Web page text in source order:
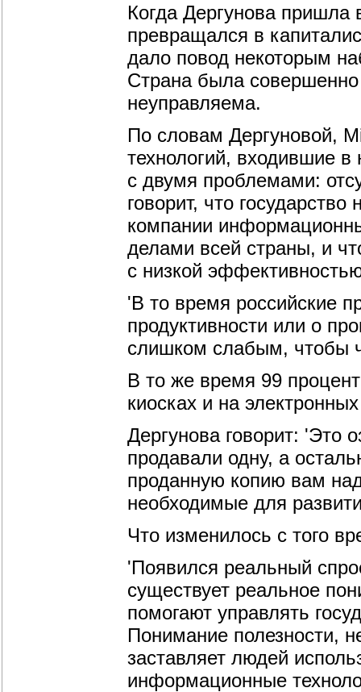
Когда Дергунова
превращался в
дало повод некоторым
Страна была
неуправляема.
По словам Дергуновой,
технологий, входившие в
с двумя проблемами:
говорит, что
компании
делами всей страны, и
с низкой
'В то время российские
продуктивности или о
слишком слабым, чтобы
В то же время 99
киосках и на
Дергунова говорит: 'Это
продавали одну, а
проданную копию вам
необходимые для
Что изменилось с того
'Появился реальный
существует реальное
помогают управлять
Понимание полезности,
заставляет людей
информационные